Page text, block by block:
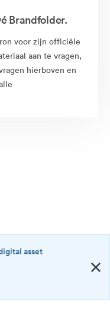
Brandfolder.
voor zijn officiële
aan te vragen,
hierboven en
asset